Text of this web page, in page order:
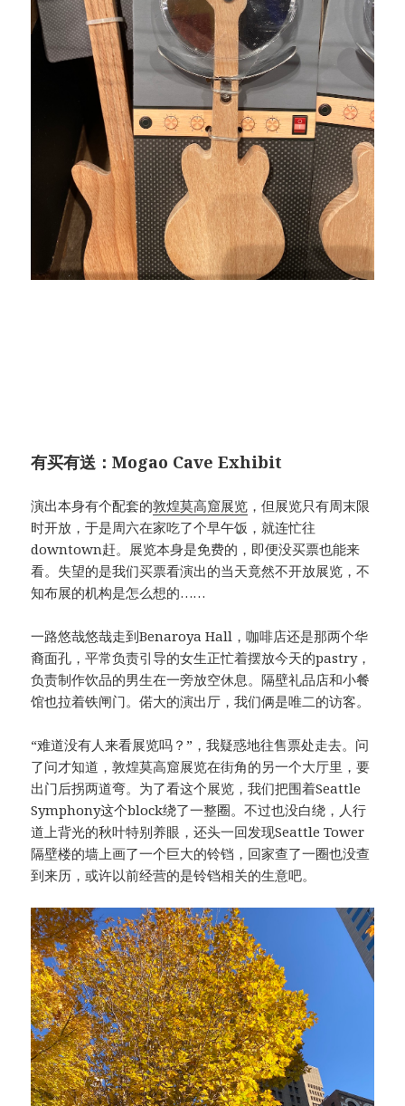
有买有送：Mogao Cave Exhibit
演出本身有个配套的敦煌莫高窟展览 ，但展览只有周末限
时开放，于是周六在家吃了个早午饭，就连忙往
downtown赶。展览本身是免费的，即便没买票也能来
看。失望的是我们买票看演出的当天竟然不开放展览，不
知布展的机构是怎么想的……
一路悠哉悠哉走到Benaroya Hall，咖啡店还是那两个华
裔面孔，平常负责引导的女生正忙着摆放今天的pastry，
负责制作饮品的男生在一旁放空休息。隔壁礼品店和小餐
馆也拉着铁闸门。偌大的演出厅，我们俩是唯二的访客。
“难道没有人来看展览吗？”，我疑惑地往售票处走去。问
了问才知道，敦煌莫高窟展览在街角的另一个大厅里，要
出门后拐两道弯。为了看这个展览，我们把围着Seattle
Symphony这个block绕了一整圈。不过也没白绕，人行
道上背光的秋叶特别养眼，还头一回发现Seattle Tower
隔壁楼的墙上画了一个巨大的铃铛，回家查了一圈也没查
到来历，或许以前经营的是铃铛相关的生意吧。